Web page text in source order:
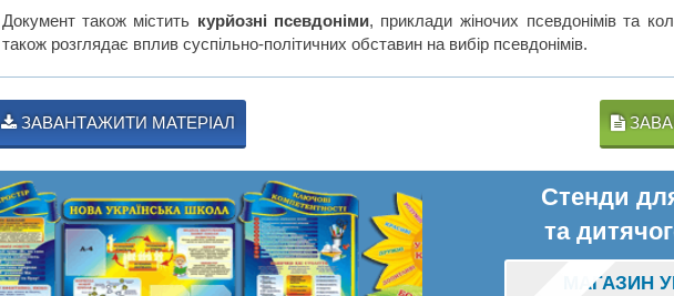
Документ також містить курйозні псевдоніми, приклади жіночих псевдонімів та
також розглядає вплив суспільно-політичних обставин на вибір псевдонімів.
ЗАВАНТАЖИТИ МАТЕРІАЛ
Стенди
та
МАГАЗИН